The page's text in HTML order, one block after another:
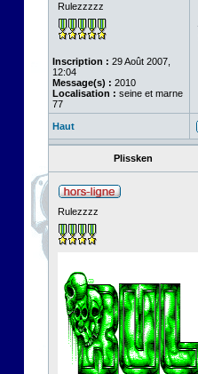
Rulezzzzz
Inscription : 29 Août 2007,
12:04
Message(s) : 2010
Localisation : seine et marne
77
Haut
Plissken
Rulezzzz